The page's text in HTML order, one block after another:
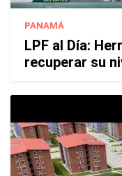
PANAMÁ
LPF al Día:
recuperar su